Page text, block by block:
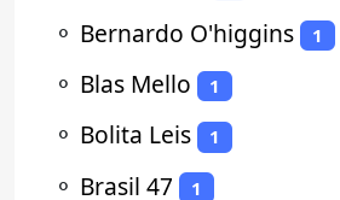
⚬ Bernardo O'higgins 1
⚬ Blas Mello 1
⚬ Bolita Leis 1
⚬ Brasil 47 1